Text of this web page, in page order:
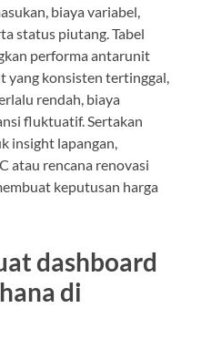
biaya variabel,
status piutang. Tabel
performa antarunit
yang konsisten tertinggal,
rendah, biaya
fluktuatif. Sertakan
insight lapangan,
atau rencana renovasi
keputusan harga
dashboard
di